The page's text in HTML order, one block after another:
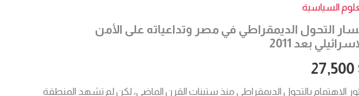
السياسية
التحول الديمقراطي في مصر وتداعياته على الأمن
بعد 2011
27,500
الاهتمام بالتحول الديمقراطي منذ ستينات القرن الماضي، لكن لم تشهد المنطقة